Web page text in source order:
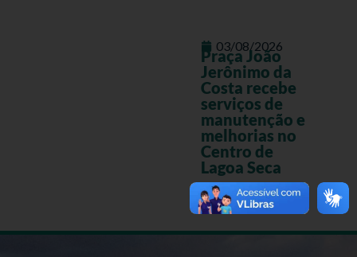
03/08/2026
Praça João
Jerônimo da
Costa recebe
serviços de
manutenção e
melhorias no
Centro de
Lagoa Seca